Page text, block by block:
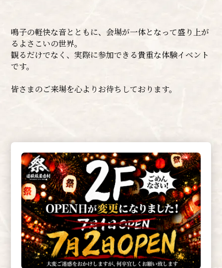
鳴子の軽快な音とともに、会場が一体となって盛り上が
るよさこいの世界。
観るだけでなく、実際に参加できる貴重な体験イベント
です。
皆さまのご来場を心よりお待ちしております。